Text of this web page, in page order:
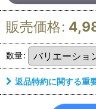
販売価格:
数量:
返品特約に関する重